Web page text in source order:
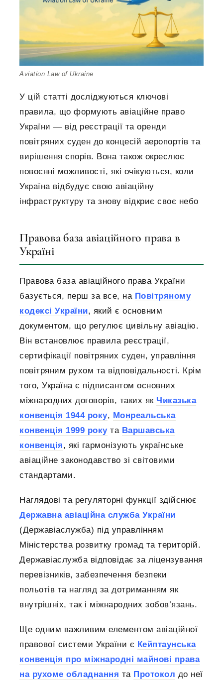
Aviation Law of Ukraine
У цій статті досліджуються ключові
правила, що формують авіаційне право
України — від реєстрації та оренди
повітряних суден до концесій аеропортів та
вирішення спорів. Вона також окреслює
повоєнні можливості, які очікуються, коли
Україна відбудує свою авіаційну
інфраструктуру та знову відкриє своє небо
Правова база авіаційного права в
Україні
Правова база авіаційного права України
базується, перш за все, на Повітряному
кодексі України, який є основним
документом, що регулює цивільну авіацію.
Він встановлює правила реєстрації,
сертифікації повітряних суден, управління
повітряним рухом та відповідальності. Крім
того, Україна є підписантом основних
міжнародних договорів, таких як Чиказька
конвенція 1944 року, Монреальська
конвенція 1999 рокута Варшавська
конвенція, які гармонізують українське
авіаційне законодавство зі світовими
стандартами.
Наглядові та регуляторні функції здійснює
Державна авіаційна служба України
(Державіаслужба) під управлінням
Міністерства розвитку громад та територій.
Державіаслужба відповідає за ліцензування
перевізників, забезпечення безпеки
польотів та нагляд за дотриманням як
внутрішніх, так і міжнародних зобов’язань.
Ще одним важливим елементом авіаційної
правової системи України є Кейптаунська
конвенція про міжнародні майнові права
на рухоме обладнання та Протокол до неї